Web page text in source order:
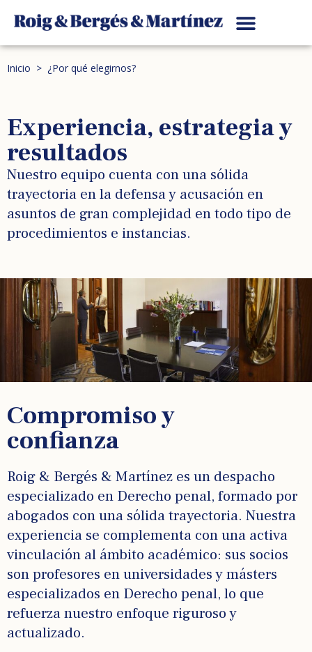
Inicio > ¿Por qué elegirnos?
Experiencia, estrategia y
resultados
Nuestro equipo cuenta con una sólida
trayectoria en la defensa y acusación en
asuntos de gran complejidad en todo tipo de
procedimientos e instancias.
Compromiso y
confianza
Roig & Bergés & Martínez es un despacho
especializado en Derecho penal, formado por
abogados con una sólida trayectoria. Nuestra
experiencia se complementa con una activa
vinculación al ámbito académico: sus socios
son profesores en universidades y másters
especializados en Derecho penal, lo que
refuerza nuestro enfoque riguroso y
actualizado.